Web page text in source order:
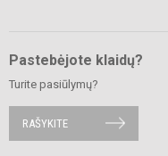
Pastebėjote klaidų?
Turite pasiūlymų?
RAŠYKITE